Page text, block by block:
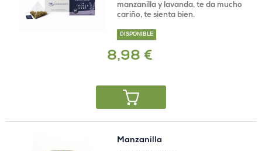
manzanilla y lavanda, te da mucho
cariño, te sienta bien.
DISPONIBLE
8,98 €
Manzanilla